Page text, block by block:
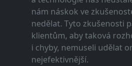
nám náskok ve
nedělat. Tyto zkušenosti
klientům, aby taková
i chyby, nemuseli udělat
nejefektivnější.